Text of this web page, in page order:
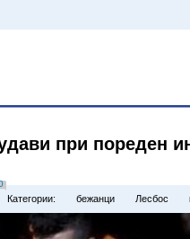
при пореден
Категории: бежанци Лесбос